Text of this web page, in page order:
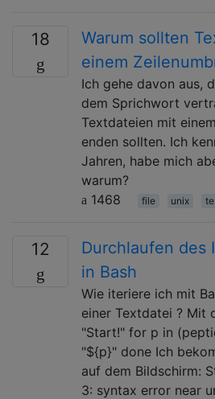
18
Warum sollten
einem
Ich gehe davon aus,
dem Sprichwort
Textdateien mit
enden sollten. Ich
Jahren, habe mich
warum?
1468
file unix
12
Durchlaufen des
in Bash
Wie iteriere ich mit
einer Textdatei ? Mit
"Start!" for p in
"${p}" done Ich
auf dem Bildschirm:
3: syntax error near